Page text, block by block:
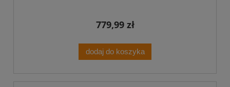
779,99 zł
dodaj do koszyka